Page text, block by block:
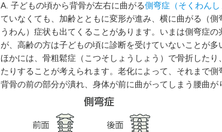
A. 子どもの頃から背骨が左右に曲がる側弯症（そくわんし
ていなくても、加齢とともに変形が進み、横に曲がる（
うわん）症状も出てくることがあります。いまは側弯症
が、高齢の方は子どもの頃に診断を受けていないことが多
ほかには、骨粗鬆症（こつそしょうしょう）で骨折した
たりすることが考えられます。老化によって、それまで
背骨の前の部分が潰れ、身体が前に曲がってしまう腰曲が